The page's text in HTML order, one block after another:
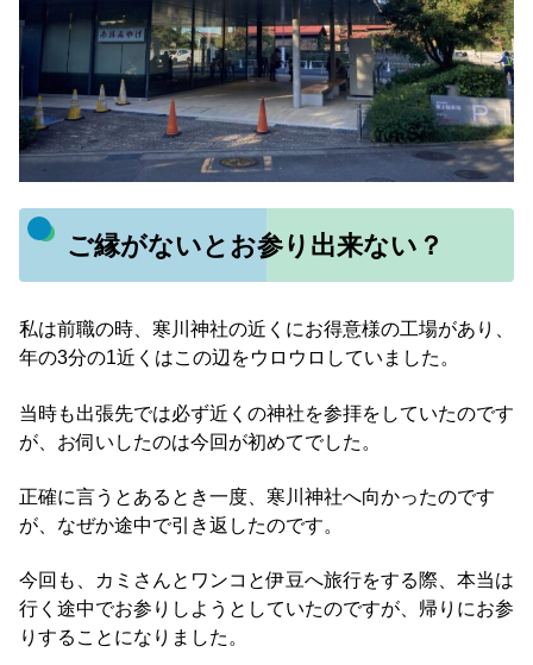
ご縁がないとお参り出来ない？
私は前職の時、寒川神社の近くにお得意様の工場があり、
年の3分の1近くはこの辺をウロウロしていました。
当時も出張先では必ず近くの神社を参拝をしていたのです
が、お伺いしたのは今回が初めてでした。
正確に言うとあるとき一度、寒川神社へ向かったのです
が、なぜか途中で引き返したのです。
今回も、カミさんとワンコと伊豆へ旅行をする際、本当は
行く途中でお参りしようとしていたのですが、帰りにお参
りすることになりました。